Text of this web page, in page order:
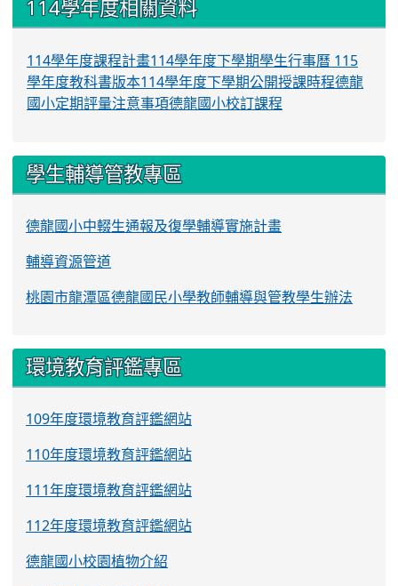
114學年度相關資料
114學年度課程計畫114學年度下學期學生行事曆 115
學年度教科書版本114學年度下學期公開授課時程德龍
國小定期評量注意事項德龍國小校訂課程
學生輔導管教專區
德龍國小中輟生通報及復學輔導實施計畫
輔導資源管道
桃園市龍潭區德龍國民小學教師輔導與管教學生辦法
環境教育評鑑專區
109年度環境教育評鑑網站
110年度環境教育評鑑網站
111年度環境教育評鑑網站
112年度環境教育評鑑網站
德龍國小校園植物介紹